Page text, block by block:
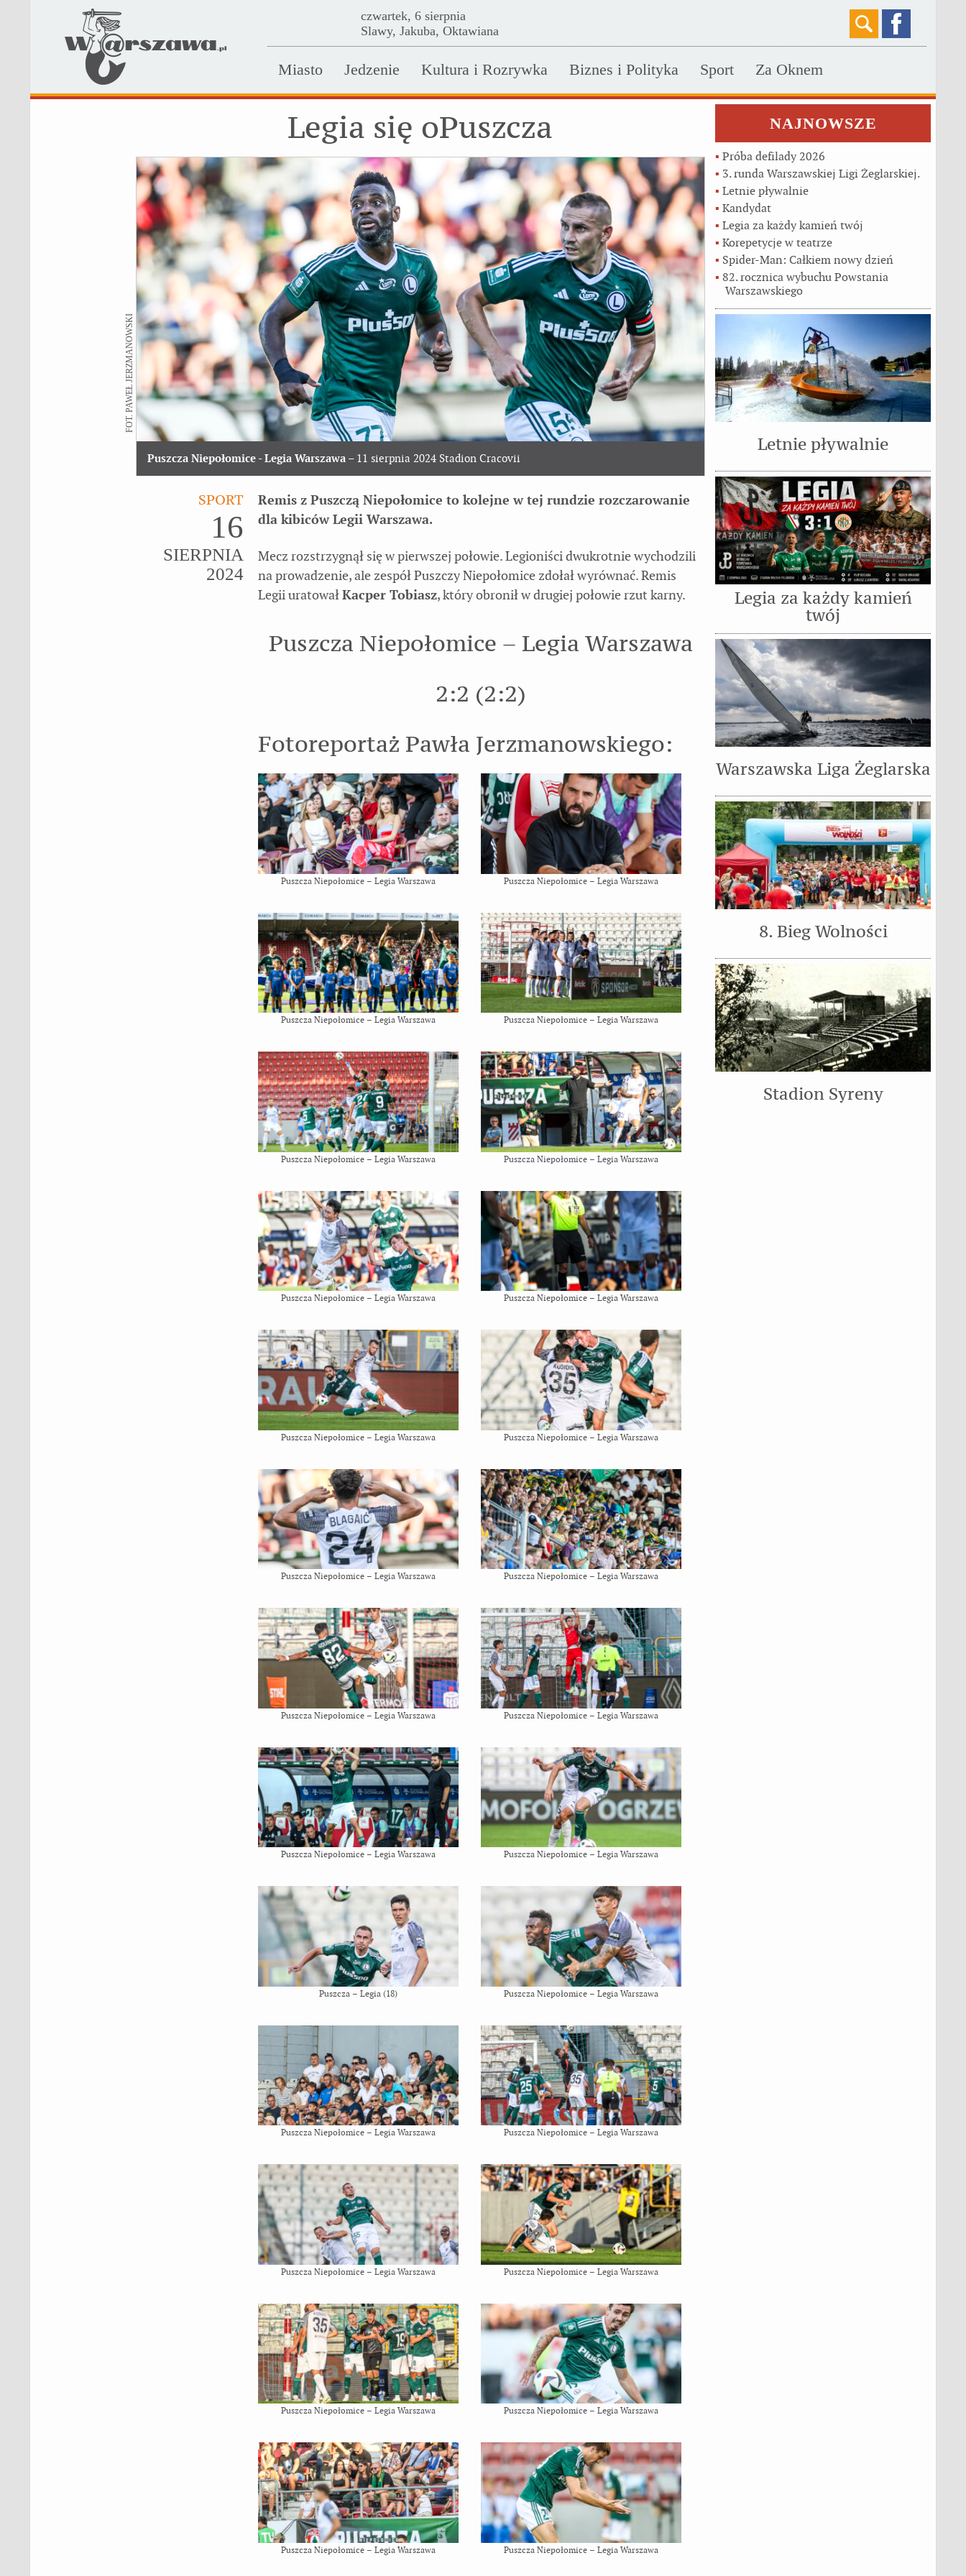
czwartek, 6 sierpnia
Slawy, Jakuba, Oktawiana
Miasto Jedzenie Kultura i Rozrywka Biznes i Polityka Sport Za Oknem
Legia się oPuszcza
Puszcza Niepołomice - Legia Warszawa – 11 sierpnia 2024 Stadion Cracovii
FOT. PAWEŁ JERZMANOWSKI
SPORT
16
SIERPNIA
2024
Remis z Puszczą Niepołomice to kolejne w tej rundzie rozczarowanie
dla kibiców Legii Warszawa.
Mecz rozstrzygnął się w pierwszej połowie. Legioniści dwukrotnie wychodzili
na prowadzenie, ale zespół Puszczy Niepołomice zdołał wyrównać. Remis
Legii uratowałKacper Tobiasz, który obronił w drugiej połowie rzut karny.
Puszcza Niepołomice – Legia Warszawa
2:2 (2:2)
Fotoreportaż Pawła Jerzmanowskiego:
Puszcza Niepołomice – Legia Warszawa Puszcza Niepołomice – Legia Warszawa
Puszcza Niepołomice – Legia Warszawa Puszcza Niepołomice – Legia Warszawa
Puszcza Niepołomice – Legia Warszawa Puszcza Niepołomice – Legia Warszawa
Puszcza Niepołomice – Legia Warszawa Puszcza Niepołomice – Legia Warszawa
Puszcza Niepołomice – Legia Warszawa Puszcza Niepołomice – Legia Warszawa
Puszcza Niepołomice – Legia Warszawa Puszcza Niepołomice – Legia Warszawa
Puszcza Niepołomice – Legia Warszawa Puszcza Niepołomice – Legia Warszawa
Puszcza Niepołomice – Legia Warszawa Puszcza Niepołomice – Legia Warszawa
Puszcza – Legia (18) Puszcza Niepołomice – Legia Warszawa
Puszcza Niepołomice – Legia Warszawa Puszcza Niepołomice – Legia Warszawa
Puszcza Niepołomice – Legia Warszawa Puszcza Niepołomice – Legia Warszawa
Puszcza Niepołomice – Legia Warszawa Puszcza Niepołomice – Legia Warszawa
Puszcza Niepołomice – Legia Warszawa Puszcza Niepołomice – Legia Warszawa
NAJNOWSZE
Próba defilady 2026
3. runda Warszawskiej Ligi Żeglarskiej.
Letnie pływalnie
Kandydat
Legia za każdy kamień twój
Korepetycje w teatrze
Spider-Man: Całkiem nowy dzień
82. rocznica wybuchu Powstania
Warszawskiego
Letnie pływalnie
Legia za każdy kamień
twój
Warszawska Liga Żeglarska
8. Bieg Wolności
Stadion Syreny